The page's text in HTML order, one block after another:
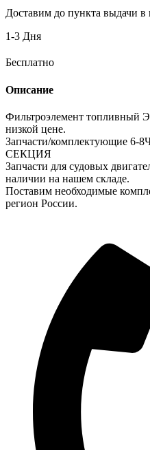
Доставим до пункта выдачи в
1-3 Дня
Бесплатно
Описание
Фильтроэлемент топливный
низкой цене.
Запчасти/комплектующие
СЕКЦИЯ
Запчасти для судовых
наличии на нашем складе.
Поставим необходимые
регион России.